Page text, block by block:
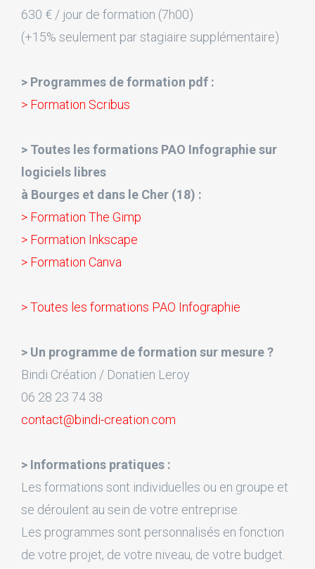
630 € / jour de formation (7h00)
(+15% seulement par stagiaire supplémentaire)
> Programmes de formation pdf :
> Formation Scribus
> Toutes les formations PAO Infographie sur
logiciels libres
à Bourges et dans le Cher (18) :
> Formation The Gimp
> Formation Inkscape
> Formation Canva
> Toutes les formations PAO Infographie
> Un programme de formation sur mesure ?
Bindi Création / Donatien Leroy
06 28 23 74 38
contact@bindi-creation.com
> Informations pratiques :
Les formations sont individuelles ou en groupe et
se déroulent au sein de votre entreprise.
Les programmes sont personnalisés en fonction
de votre projet, de votre niveau, de votre budget.